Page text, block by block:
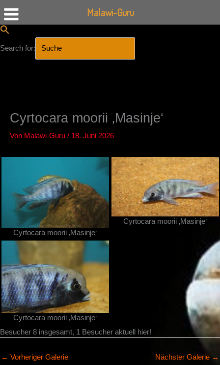
Search for:
Cyrtocara moorii ‚Masinje‘
Von Malawi-Guru / 18. Juni 2026
Cyrtocara moorii ‚Masinje‘
Cyrtocara moorii ‚Masinje‘
Cyrtocara moorii ‚Masinje‘
Besucher 8 insgesamt, 1 Besucher aktuell hier!
← Vorheriger Galerie Nächster Galerie →
Malawi-Guru